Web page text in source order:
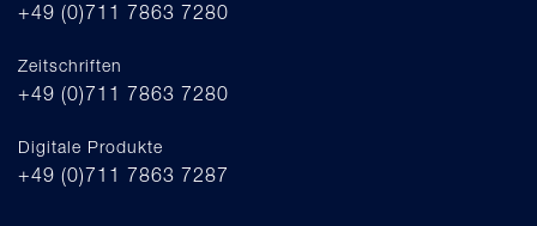
+49 (0)711 7863 7280
Zeitschriften
+49 (0)711 7863 7280
Digitale Produkte
+49 (0)711 7863 7287